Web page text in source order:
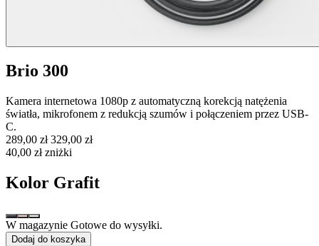
Brio 300
Kamera internetowa 1080p z automatyczną korekcją natężenia
światła, mikrofonem z redukcją szumów i połączeniem przez USB-
C.
289,00 zł 329,00 zł
40,00 zł zniżki
Kolor Grafit
W magazynie Gotowe do wysyłki.
Dodaj do koszyka